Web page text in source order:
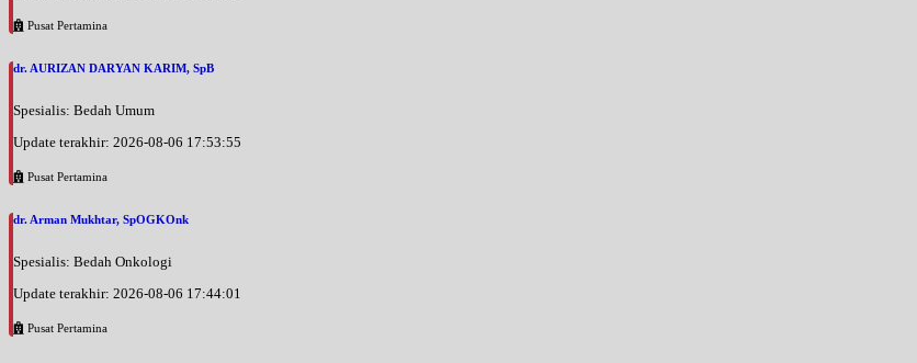
Pusat Pertamina
dr. AURIZAN DARYAN KARIM, SpB
Spesialis: Bedah Umum
Update terakhir: 2026-08-06 17:53:55
Pusat Pertamina
dr. Arman Mukhtar, SpOGKOnk
Spesialis: Bedah Onkologi
Update terakhir: 2026-08-06 17:44:01
Pusat Pertamina